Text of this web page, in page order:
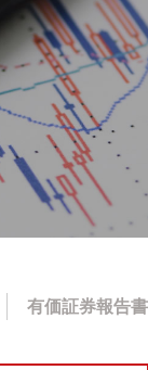
有価証券報告